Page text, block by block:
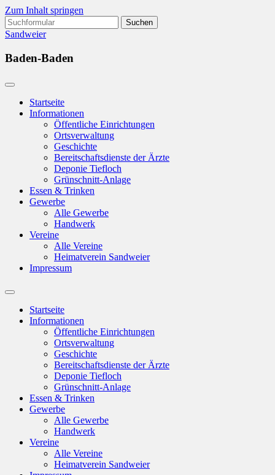
Zum Inhalt springen
Suchen
nach:
Sandweier
Baden-Baden
Startseite
Informationen
Öffentliche Einrichtungen
Ortsverwaltung
Geschichte
Bereitschaftsdienste der Ärzte
Deponie Tiefloch
Grünschnitt-Anlage
Essen & Trinken
Gewerbe
Alle Gewerbe
Handwerk
Vereine
Alle Vereine
Heimatverein Sandweier
Impressum
Suchfeld
ein-/ausblenden
Startseite
Informationen
Öffentliche Einrichtungen
Ortsverwaltung
Geschichte
Bereitschaftsdienste der Ärzte
Deponie Tiefloch
Grünschnitt-Anlage
Essen & Trinken
Gewerbe
Alle Gewerbe
Handwerk
Vereine
Alle Vereine
Heimatverein Sandweier